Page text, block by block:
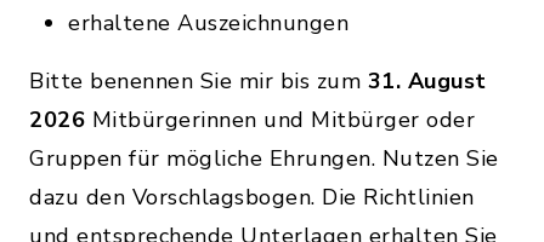
erhaltene Auszeichnungen
Bitte benennen Sie mir bis zum 31. August
2026 Mitbürgerinnen und Mitbürger oder
Gruppen für mögliche Ehrungen. Nutzen Sie
dazu den Vorschlagsbogen. Die Richtlinien
und entsprechende Unterlagen erhalten Sie